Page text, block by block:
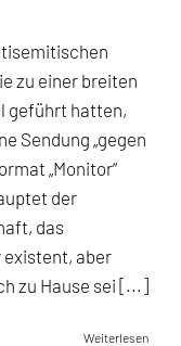
zu einer breiten
geführt hatten,
Sendung „gegen
„Monitor“
der
das
aber
zu Hause sei [...]
Weiterlesen